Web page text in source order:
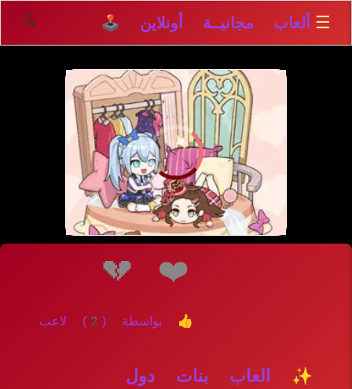
☰ ألعاب مجانيــة أونلاين 🕹️ 🔍
إلعــــب
❤️
💔
👍 بواسطة (2) لاعب
✨ العاب بنات دول